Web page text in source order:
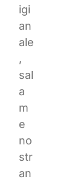
igi
an
ale
,
sal
a
m
e
no
str
an